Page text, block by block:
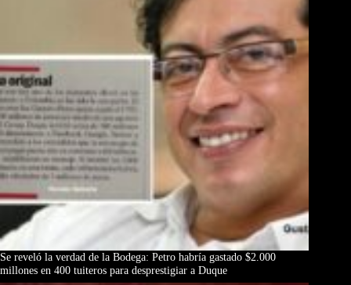
Se reveló la verdad de la Bodega: Petro habría gastado $2.000
millones en 400 tuiteros para desprestigiar a Duque